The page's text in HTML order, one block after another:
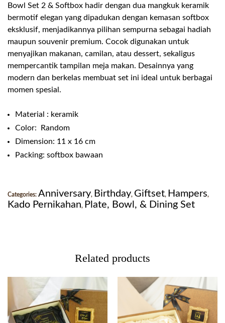
Bowl Set 2 & Softbox hadir dengan dua mangkuk keramik
bermotif elegan yang dipadukan dengan kemasan softbox
eksklusif, menjadikannya pilihan sempurna sebagai hadiah
maupun souvenir premium. Cocok digunakan untuk
menyajikan makanan, camilan, atau dessert, sekaligus
mempercantik tampilan meja makan. Desainnya yang
modern dan berkelas membuat set ini ideal untuk berbagai
momen spesial.
Material : keramik
Color: Random
Dimension: 11 x 16 cm
Packing: softbox bawaan
Categories: Anniversary, Birthday, Giftset, Hampers,
Kado Pernikahan, Plate, Bowl, & Dining Set
Related products